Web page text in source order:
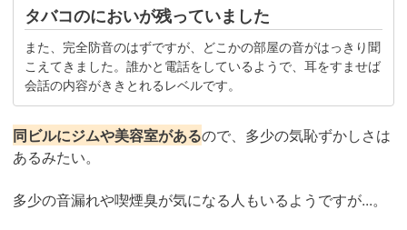
タバコのにおいが残っていました
また、完全防音のはずですが、どこかの部屋の音がはっきり聞
こえてきました。誰かと電話をしているようで、耳をすませば
会話の内容がききとれるレベルです。
同ビルにジムや美容室があるので、多少の気恥ずかしさは
あるみたい。
多少の音漏れや喫煙臭が気になる人もいるようですが...。